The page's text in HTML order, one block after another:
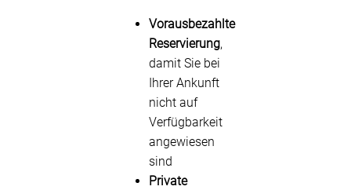
Vorausbezahlte
Reservierung,
damit Sie bei
Ihrer Ankunft
nicht auf
Verfügbarkeit
angewiesen
sind
Private